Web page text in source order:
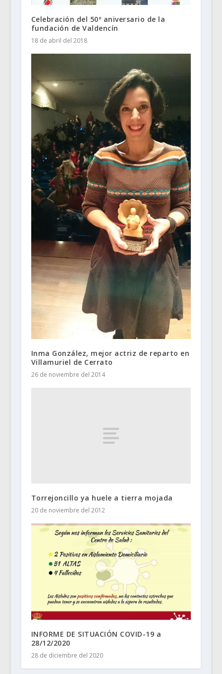
Celebración del 50º aniversario de la
fundación de Valdencín
18 de abril del 2018
Inma González, mejor actriz de reparto en
Villamuriel de Cerrato
26 de noviembre del 2014
Torrejoncillo ya huele a tierra mojada
20 de noviembre del 2012
INFORME DE SITUACIÓN COVID-19 a
28/12/2020
28 de diciembre del 2020